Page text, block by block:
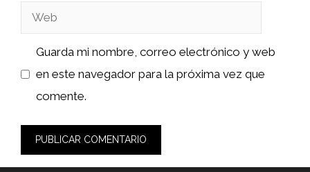
Web
Guarda mi nombre, correo electrónico y web
en este navegador para la próxima vez que
comente.